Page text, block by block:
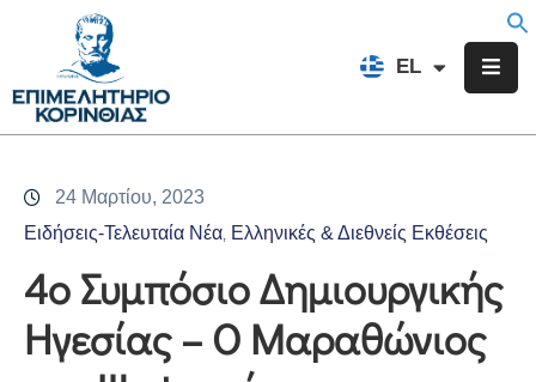
EL
FR
Επιμελητήριο
Υπηρεσίες
Προγράμματα
&
Δράσεις
24 Μαρτίου, 2023
Ειδήσεις-Τελευταία Νέα Ελληνικές & Διεθνείς Εκθέσεις
4ο Συμπόσιο Δημιουργικής
Ηγεσίας – Ο Μαραθώνιος